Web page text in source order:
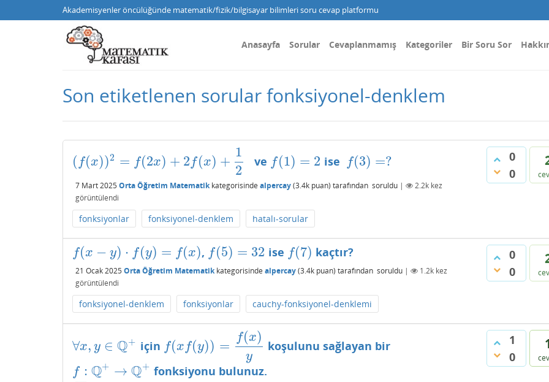
Akademisyenler öncülüğünde matematik/fizik/bilgisayar bilimleri soru cevap platformu
Anasayfa Sorular Cevaplanmamış Kategoriler Bir Soru Sor
Son etiketlenen sorular fonksiyonel-denklem
0
0
( f(x))2 = f(2x) + 2 f(x) +
1
2
(f (x))2=f(2 x)+ 2f(x)+1 2 ve f(1) = 2
f(1)=2 ise f(3) =?
f(3)=?
7 Mart 2025 Orta Öğretim Matematikkategorisinde alpercay(3.4k puan) tarafından soruldu | 2.2k kez
görüntülendi
fonksiyonlar fonksiyonel-denklem hatalı-sorular
0
0
f(x − y) ⋅ f(y) = f(x)
f(x−y )⋅f y)= f x) , f(5) = 32
f(5)=32 ise f(7)
f(7) kaçtır?
21 Ocak 2025 Orta Öğretim Matematikkategorisinde alpercay(3.4k puan) tarafından soruldu | 1.2k kez
görüntülendi
fonksiyonel-denklem fonksiyonlar cauchy-fonksiyonel-denklemi
1
0
∀x, y ∈ Q+
∀x,y ∈ Q+ için f(x f(y)) =
f(x)
y
f(xf(y))=f(x) y koşulunu sağlayan bir
f : Q+ → Q+
f:Q +→Q + fonksiyonu bulunuz.